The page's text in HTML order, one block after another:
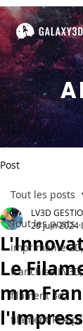
Post
Tout les posts
imprimante 3D,
franchise LV3D,
filament 3d,
filament PLA
Tout les posts
Le
mm
LV3D
20 juin 2024